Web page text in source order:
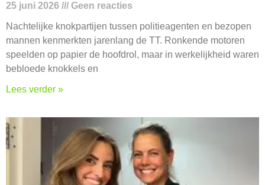
25 juni 2026 Geen reacties
Nachtelijke knokpartijen tussen politieagenten en bezopen
mannen kenmerkten jarenlang de TT. Ronkende motoren
speelden op papier de hoofdrol, maar in werkelijkheid waren
bebloede knokkels en
Lees verder »